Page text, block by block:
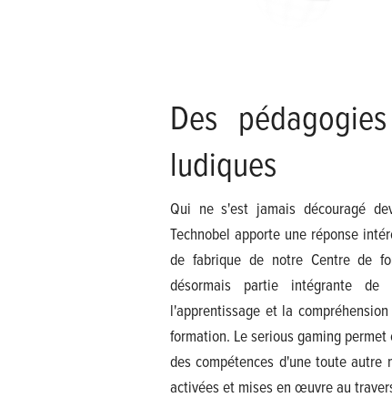
Des
ludiques
Qui ne s'est jamais découragé
Technobel apporte une réponse
de fabrique de notre Centre de
désormais partie intégrante
l'apprentissage et la
formation. Le serious gaming
des compétences d'une toute
activées et mises en œuvre au